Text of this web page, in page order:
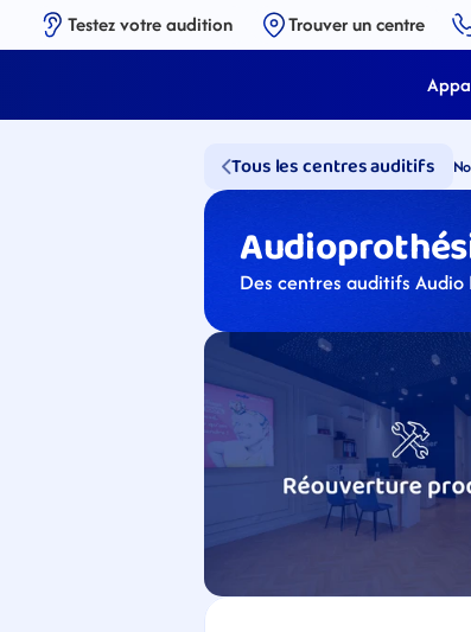
Testez votre audition Trouver un centre
Tous les centres auditifs
Des centres auditifs